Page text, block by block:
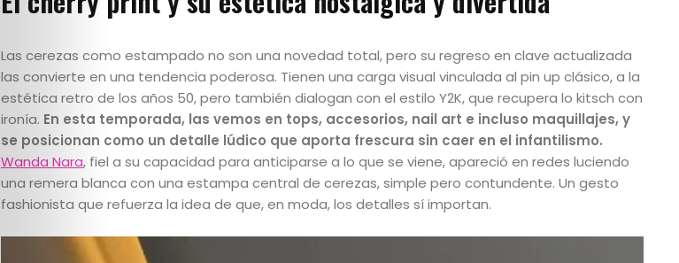
Las cerezas como estampado no son una novedad total, pero su regreso en clave actualizada
las convierte en una tendencia poderosa. Tienen una carga visual vinculada al pin up clásico, a la
estética retro de los años 50, pero también dialogan con el estilo Y2K, que recupera lo kitsch con
ironía. En esta temporada, las vemos en tops, accesorios, nail art e incluso maquillajes, y
se posicionan como un detalle lúdico que aporta frescura sin caer en el infantilismo.
Wanda Nara, fiel a su capacidad para anticiparse a lo que se viene, apareció en redes luciendo
una remera blanca con una estampa central de cerezas, simple pero contundente. Un gesto
fashionista que refuerza la idea de que, en moda, los detalles sí importan.